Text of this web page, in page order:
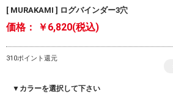
[ MURAKAMI ] ログバインダー3穴
価格： ￥6,820(税込)
310ポイント還元
▼カラーを選択して下さい